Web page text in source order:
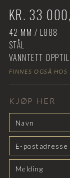
KR. 33 000
42 MM / L888
STÅL
VANNTETT OPPTIL
FINNES OGSÅ
KJØP HER